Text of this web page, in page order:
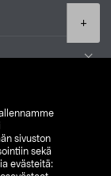
sivuston
sekä
evästeitä:
+